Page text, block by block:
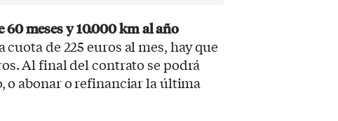
60 meses y 10.000 km al año
de 225 euros al mes, hay que
Al final del contrato se podrá
o abonar o refinanciar la última